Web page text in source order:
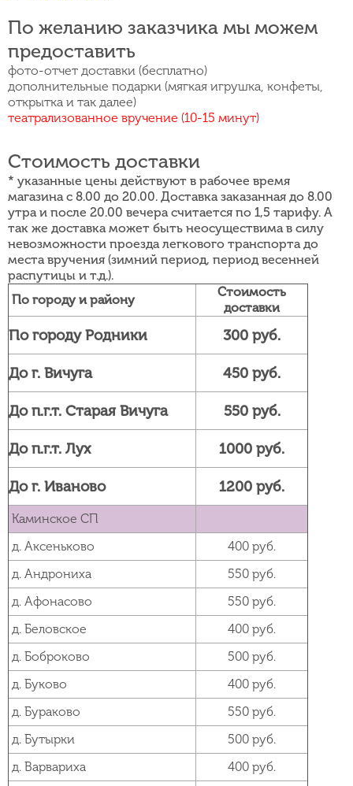
По желанию заказчика мы можем
предоставить
фото-отчет доставки (бесплатно)
дополнительные подарки (мягкая игрушка, конфеты,
открытка и так далее)
театрализованное вручение (10-15 минут)
Стоимость доставки
* указанные цены действуют в рабочее время
магазина с 8.00 до 20.00. Доставка заказанная до 8.00
утра и после 20.00 вечера считается по 1,5 тарифу. А
так же доставка может быть неосуществима в силу
невозможности проезда легкового транспорта до
места вручения (зимний период, период весенней
распутицы и т.д.).
По городу и району
Стоимость
доставки
По городу Родники 300 руб.
До г. Вичуга 450 руб.
До п.г.т. Старая Вичуга 550 руб.
До п.г.т. Лух 1000 руб.
До г. Иваново 1200 руб.
Каминское СП
д. Аксеньково
400 руб.
д. Андрониха
550 руб.
д. Афонасово
550 руб.
д. Беловское
400 руб.
д. Боброково
500 руб.
д. Буково
400 руб.
д. Бураково
550 руб.
д. Бутырки
500 руб.
д. Варвариха
400 руб.